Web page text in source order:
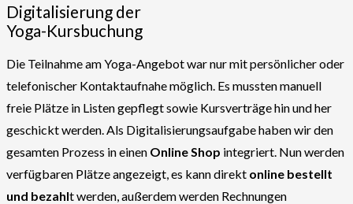
Digitalisierung der
Yoga-Kursbuchung
Die Teilnahme am Yoga-Angebot war nur mit persönlicher oder
telefonischer Kontaktaufnahe möglich. Es mussten manuell
freie Plätze in Listen gepflegt sowie Kursverträge hin und her
geschickt werden. Als Digitalisierungsaufgabe haben wir den
gesamten Prozess in einen Online Shop integriert. Nun werden
verfügbaren Plätze angezeigt, es kann direkt online bestellt
und bezahlt werden, außerdem werden Rechnungen